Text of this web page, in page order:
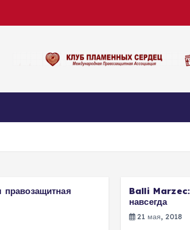
Balli Marzec:
навсегда
21 мая, 2018